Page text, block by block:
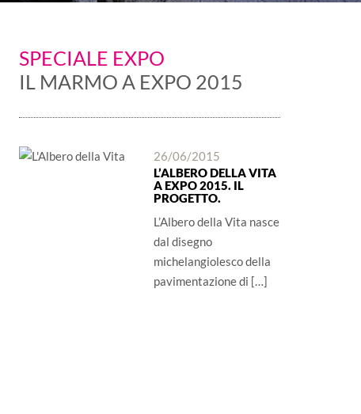
SPECIALE EXPO
IL MARMO A EXPO 2015
26/06/2015
L’ALBERO DELLA VITA
A EXPO 2015. IL
PROGETTO.
L’Albero della Vita nasce
dal disegno
michelangiolesco della
pavimentazione di […]